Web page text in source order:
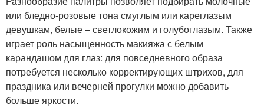
или бледно-розовые тона смуглым или кареглазым
девушкам, белые – светлокожим и голубоглазым. Также
играет роль насыщенность макияжа с белым
карандашом для глаз: для повседневного образа
потребуется несколько корректирующих штрихов, для
праздника или вечерней прогулки можно добавить
больше яркости.